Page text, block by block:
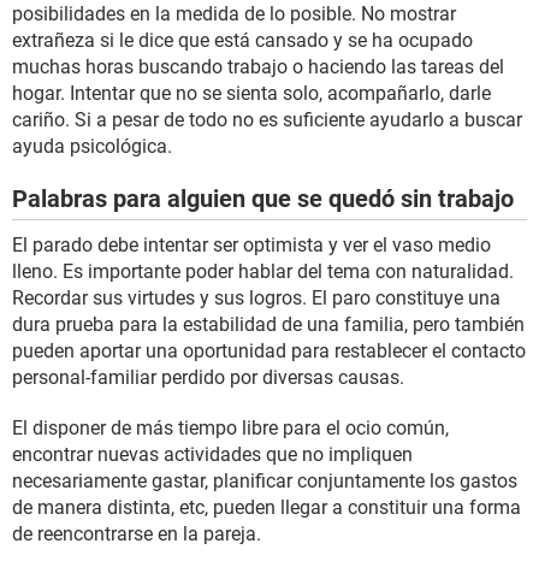
posibilidades en la medida de lo posible. No mostrar
extrañeza si le dice que está cansado y se ha ocupado
muchas horas buscando trabajo o haciendo las tareas del
hogar. Intentar que no se sienta solo, acompañarlo, darle
cariño. Si a pesar de todo no es suficiente ayudarlo a buscar
ayuda psicológica.
Palabras para alguien que se quedó sin trabajo
El parado debe intentar ser optimista y ver el vaso medio
lleno. Es importante poder hablar del tema con naturalidad.
Recordar sus virtudes y sus logros. El paro constituye una
dura prueba para la estabilidad de una familia, pero también
pueden aportar una oportunidad para restablecer el contacto
personal-familiar perdido por diversas causas.
El disponer de más tiempo libre para el ocio común,
encontrar nuevas actividades que no impliquen
necesariamente gastar, planificar conjuntamente los gastos
de manera distinta, etc, pueden llegar a constituir una forma
de reencontrarse en la pareja.